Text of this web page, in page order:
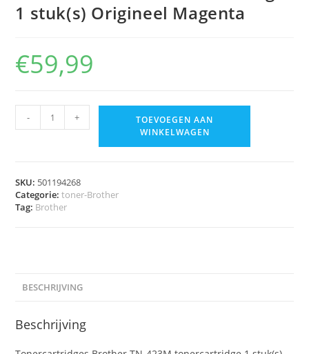
1 stuk(s) Origineel Magenta
€59,99
- +
TOEVOEGEN AAN
WINKELWAGEN
SKU: 501194268
Categorie:toner-Brother
Tag: Brother
BESCHRIJVING
Beschrijving